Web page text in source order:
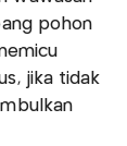
pohon
jika tidak